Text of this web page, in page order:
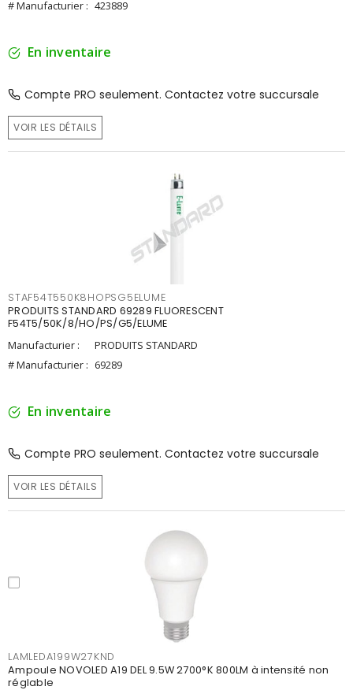
# Manufacturier : 423889
En inventaire
Compte PRO seulement. Contactez votre succursale
VOIR LES DÉTAILS
STAF54T550K8HOPSG5ELUME
PRODUITS STANDARD 69289 FLUORESCENT
F54T5/50K/8/HO/PS/G5/ELUME
Manufacturier :
PRODUITS STANDARD
# Manufacturier : 69289
En inventaire
Compte PRO seulement. Contactez votre succursale
VOIR LES DÉTAILS
LAMLEDA199W27KND
Ampoule NOVOLED A19 DEL 9.5W 2700°K 800LM à intensité non
réglable